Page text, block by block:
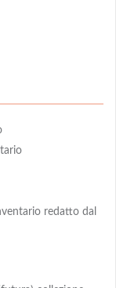
redatto dal